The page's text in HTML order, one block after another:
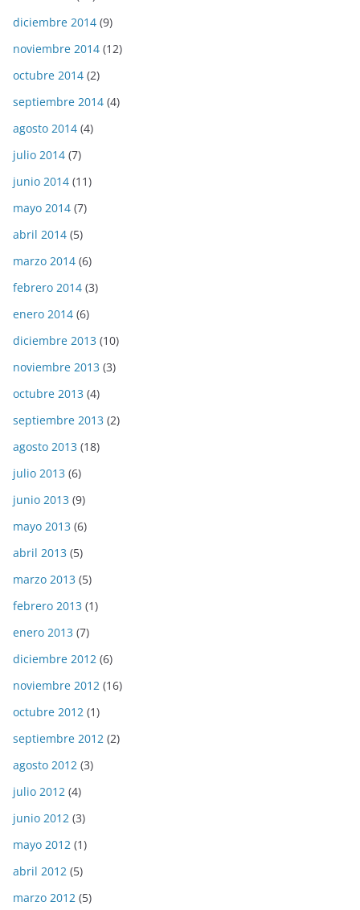
diciembre 2014 (9)
noviembre 2014 (12)
octubre 2014 (2)
septiembre 2014 (4)
agosto 2014 (4)
julio 2014 (7)
junio 2014 (11)
mayo 2014 (7)
abril 2014 (5)
marzo 2014 (6)
febrero 2014 (3)
enero 2014 (6)
diciembre 2013 (10)
noviembre 2013 (3)
octubre 2013 (4)
septiembre 2013 (2)
agosto 2013 (18)
julio 2013 (6)
junio 2013 (9)
mayo 2013 (6)
abril 2013 (5)
marzo 2013 (5)
febrero 2013 (1)
enero 2013 (7)
diciembre 2012 (6)
noviembre 2012 (16)
octubre 2012 (1)
septiembre 2012 (2)
agosto 2012 (3)
julio 2012 (4)
junio 2012 (3)
mayo 2012 (1)
abril 2012 (5)
marzo 2012 (5)